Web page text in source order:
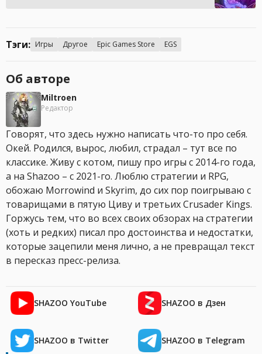
Тэги: Игры Другое Epic Games Store EGS
Об авторе
Miltroen
Редактор
Говорят, что здесь нужно написать что-то про себя.
Окей. Родился, вырос, любил, страдал – тут все по
классике. Живу с котом, пишу про игры с 2014-го года,
а на Shazoo – с 2021-го. Люблю стратегии и RPG,
обожаю Morrowind и Skyrim, до сих пор поигрываю с
товарищами в пятую Циву и третьих Crusader Kings.
Горжусь тем, что во всех своих обзорах на стратегии
(хоть и редких) писал про достоинства и недостатки,
которые зацепили меня лично, а не превращал текст
в пересказ пресс-релиза.
SHAZOO YouTube SHAZOO в Дзен
SHAZOO в Twitter SHAZOO в Telegram